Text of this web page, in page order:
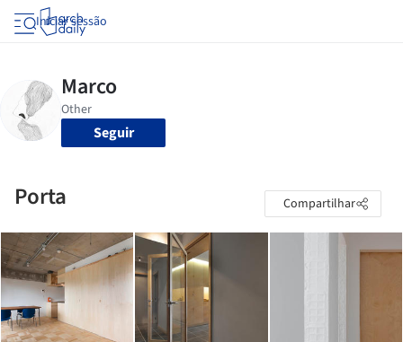
Iniciar sessão
Seguir
Porta Compartilhar